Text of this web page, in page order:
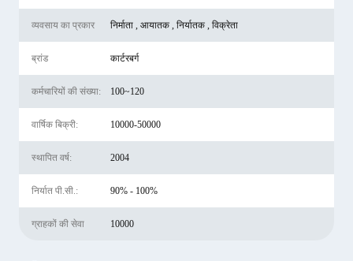
व्यवसाय का प्रकार निर्माता , आयातक , निर्यातक , विक्रेता
ब्रांड कार्टरबर्ग
कर्मचारियों की संख्या: 100~120
वार्षिक बिक्री: 10000-50000
स्थापित वर्ष: 2004
निर्यात पी.सी.: 90% - 100%
ग्राहकों की सेवा 10000